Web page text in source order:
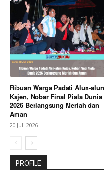
Ribuan Warga Padati Alun-alun
Kajen, Nobar Final Piala Dunia
2026 Berlangsung Meriah dan
Aman
20 Juli 2026
PROFILE